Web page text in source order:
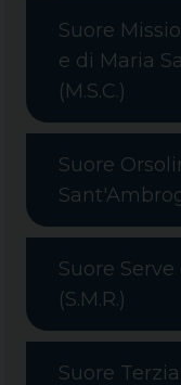
Suore
e di Maria
(M.S.C.)
Suore
Suore
(S.M.R.)
Suore